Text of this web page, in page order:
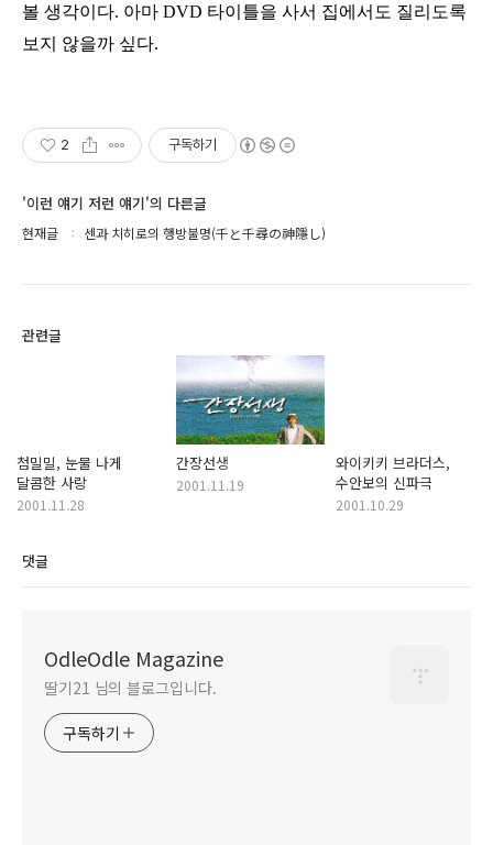
볼 생각이다. 아마 DVD 타이틀을 사서 집에서도 질리도록
보지 않을까 싶다.
2 구독하기
'이런 얘기 저런 얘기'의 다른글
현재글 센과 치히로의 행방불명(千と千尋の神隱し)
관련글
첨밀밀, 눈물 나게
달콤한 사랑
2001.11.28
간장선생
2001.11.19
와이키키 브라더스,
수안보의 신파극
2001.10.29
댓글
OdleOdle Magazine
딸기21 님의 블로그입니다.
구독하기